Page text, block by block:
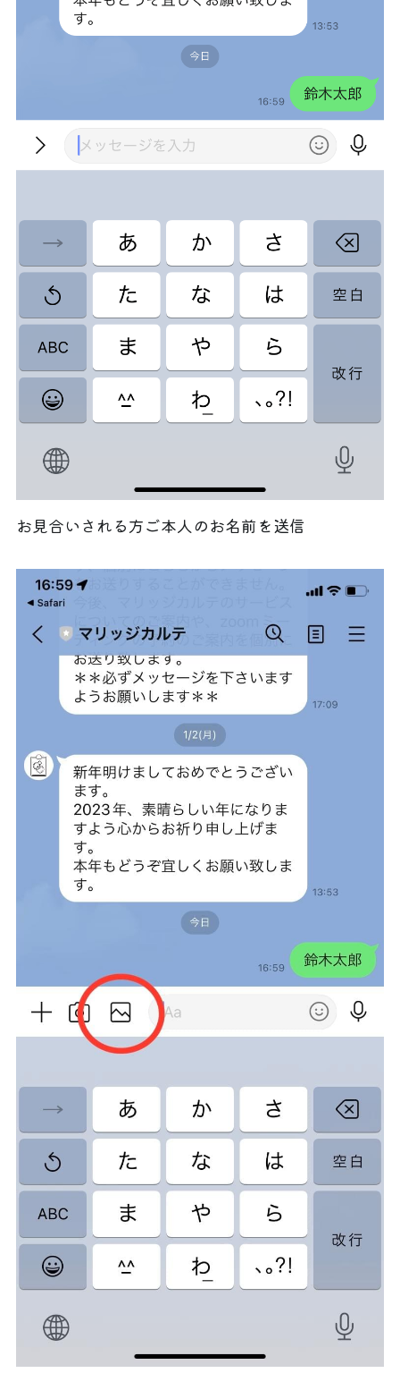
お見合いされる方ご本人のお名前を送信